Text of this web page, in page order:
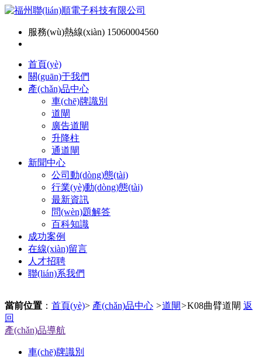
服務(wù)熱線(xiàn) 15060004560
首頁(yè)
關(guān)于我們
產(chǎn)品中心
車(chē)牌識別
道閘
廣告道閘
升降柱
通道閘
新聞中心
公司動(dòng)態(tài)
行業(yè)動(dòng)態(tài)
最新資訊
問(wèn)題解答
百科知識
成功案例
在線(xiàn)留言
人才招聘
聯(lián)系我們
當前位置 ： 首頁(yè)> 產(chǎn)品中心 >道閘>K08曲臂道閘 返
回
產(chǎn)品導航
車(chē)牌識別